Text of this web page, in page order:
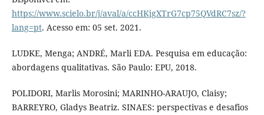
https://www.scielo.br/j/aval/a/ccHKjgXTrG7cp75QVdRC7sz/?
lang=pt. Acesso em: 05 set. 2021.
LUDKE, Menga; ANDRÉ, Marli EDA. Pesquisa em educação:
abordagens qualitativas. São Paulo: EPU, 2018.
POLIDORI, Marlis Morosini; MARINHO-ARAUJO, Claisy;
BARREYRO, Gladys Beatriz. SINAES: perspectivas e desafios